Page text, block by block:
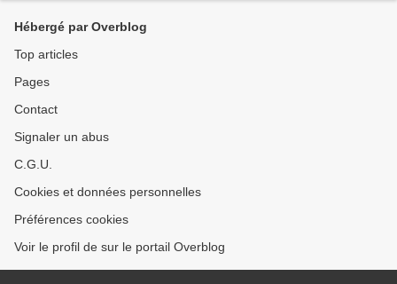
Hébergé par Overblog
Top articles
Pages
Contact
Signaler un abus
C.G.U.
Cookies et données personnelles
Préférences cookies
Voir le profil de sur le portail Overblog